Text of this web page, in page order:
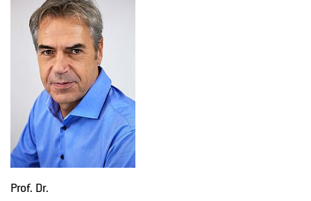
Prof. Dr.